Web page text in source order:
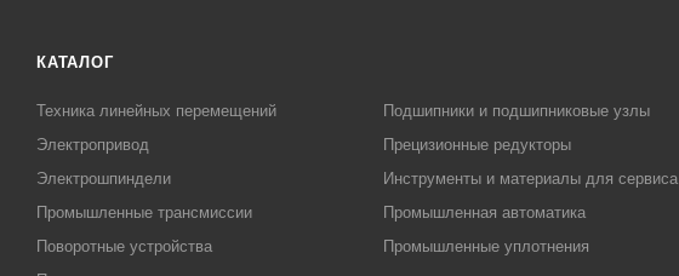
КАТАЛОГ
Техника линейных перемещений
Подшипники и подшипниковые узлы
Электропривод
Прецизионные редукторы
Электрошпиндели
Инструменты и материалы для сервиса
Промышленные трансмиссии
Промышленная автоматика
Поворотные устройства
Промышленные уплотнения